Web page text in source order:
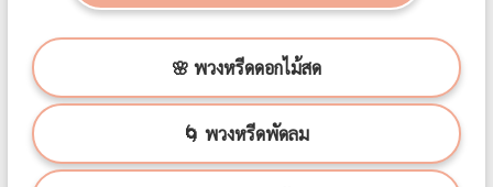
🌸 พวงหรีดดอกไม้สด
🌀 พวงหรีดพัดลม